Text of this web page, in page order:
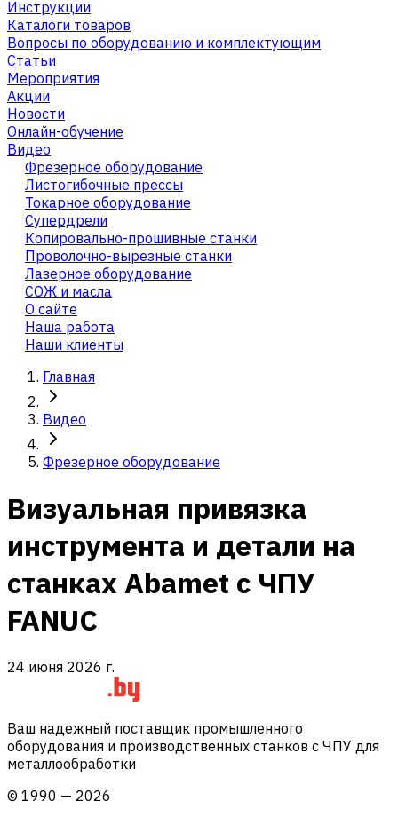
Инструкции
Каталоги товаров
Вопросы по оборудованию и комплектующим
Статьи
Мероприятия
Акции
Новости
Онлайн-обучение
Видео
Фрезерное оборудование
Листогибочные прессы
Токарное оборудование
Cупердрели
Копировально-прошивные станки
Проволочно-вырезные станки
Лазерное оборудование
СОЖ и масла
О сайте
Наша работа
Наши клиенты
Главная
Видео
Фрезерное оборудование
Визуальная привязка
инструмента и детали на
станках Abamet с ЧПУ
FANUC
24 июня 2026 г.
Ваш надежный поставщик промышленного
оборудования и производственных станков с ЧПУ для
металлообработки
© 1990 — 2026